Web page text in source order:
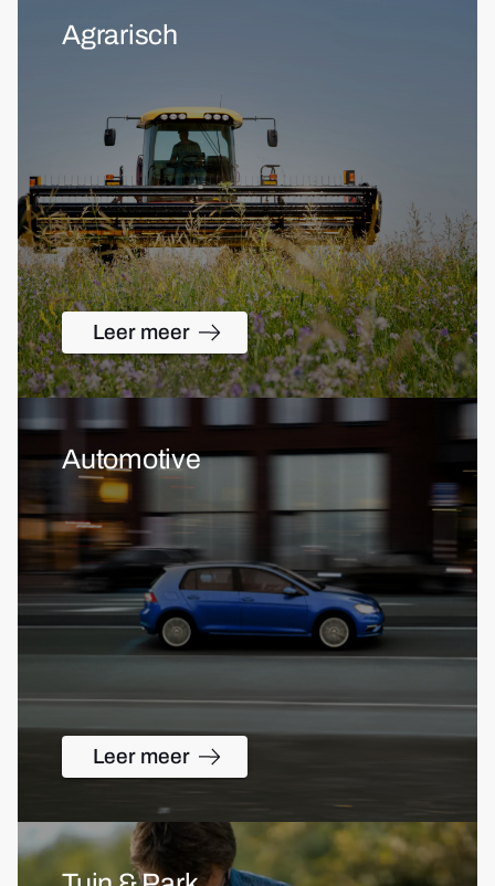
Agrarisch
Leer meer
Automotive
Leer meer